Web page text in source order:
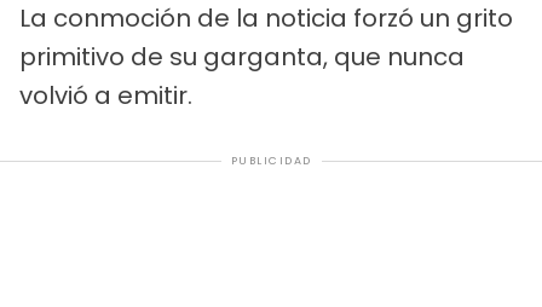
La conmoción de la noticia forzó un grito
primitivo de su garganta, que nunca
volvió a emitir.
PUBLICIDAD